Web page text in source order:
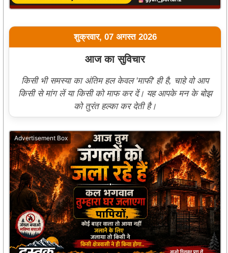
शुक्रवार, 07 अगस्त 2026
आज का सुविचार
किसी भी समस्या का अंतिम हल केवल 'माफी' ही है, चाहे वो आप
किसी से मांग लें या किसी को माफ कर दें। यह आपके मन के बोझ
को तुरंत हल्का कर देती है।
Advertisement Box